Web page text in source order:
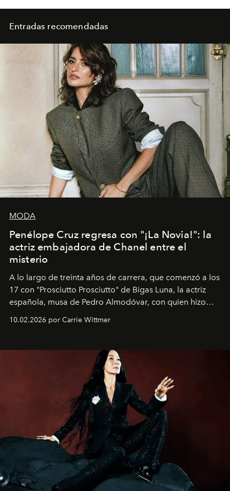
Entradas recomendadas
MODA
Penélope Cruz regresa con "¡La Novia!": la
actriz embajadora de Chanel entre el
misterio
A lo largo de treinta años de carrera, que comenzó a los
17 con "Prosciutto Prosciutto" de Bigas Luna, la actriz
española, musa de Pedro Almodóvar, con quien hizo
Barcelona", ha dividido su tiempo entre Europa y
dirigida por Maggie Gyllenhaal.
10.02.2026 por Carrie Wittmer